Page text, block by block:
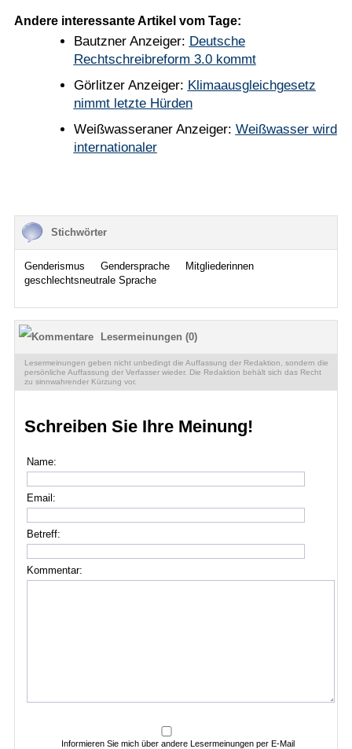
Andere interessante Artikel vom Tage:
Bautzner Anzeiger: Deutsche
Rechtschreibreform 3.0 kommt
Görlitzer Anzeiger: Klimaausgleichgesetz
nimmt letzte Hürden
Weißwasseraner Anzeiger: Weißwasser wird
internationaler
Stichwörter
Genderismus Gendersprache
Mitgliederinnen
geschlechtsneutrale Sprache
Lesermeinungen (0)
Lesermeinungen geben nicht unbedingt die Auffassung der Redaktion, sondern die
persönliche Auffassung der Verfasser wieder. Die Redaktion behält sich das Recht
zu sinnwahrender Kürzung vor.
Schreiben Sie Ihre Meinung!
Name:
Email:
Betreff:
Kommentar:
Informieren Sie mich über andere Lesermeinungen per E-Mail